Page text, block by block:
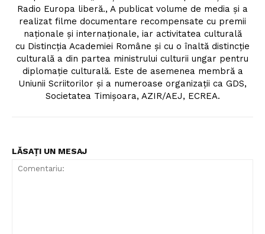
Radio Europa liberă., A publicat volume de media și a
realizat filme documentare recompensate cu premii
naționale și internaționale, iar activitatea culturală
cu Distincția Academiei Române și cu o înaltă distincție
culturală a din partea ministrului culturii ungar pentru
diplomație culturală. Este de asemenea membră a
Uniunii Scriitorilor și a numeroase organizații ca GDS,
Societatea Timișoara, AZIR/AEJ, ECREA.
LĂSAȚI UN MESAJ